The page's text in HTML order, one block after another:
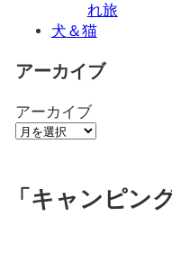
れ旅
犬＆猫
アーカイブ
アーカイブ
「キャンピン